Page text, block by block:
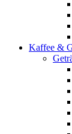
Kaffee &